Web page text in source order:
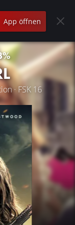
App öffnen
· FSK 16